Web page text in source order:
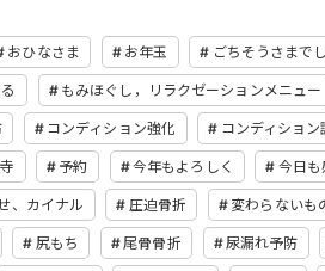
おひなさま お年玉 ごちそうさまで
もみほぐし，リラクゼーションメニュー
コンディション強化 コンディション
予約 今年もよろしく 今日も
、カイナル 圧迫骨折 変わらないも
尻もち 尾骨骨折 尿漏れ予防